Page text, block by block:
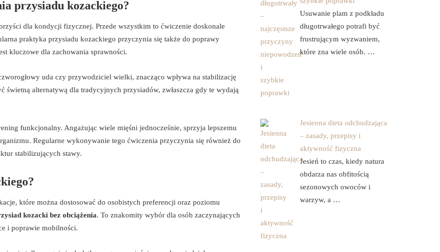
przysiadu kozackiego?
dla kondycji fizycznej. Przede wszystkim to ćwiczenie doskonale
praktyka przysiadu kozackiego przyczynia się także do poprawy
kluczowe dla zachowania sprawności.
uda czy przywodziciel wielki, znacząco wpływa na stabilizację
alternatywą dla tradycyjnych przysiadów, zwłaszcza gdy te wydają
funkcjonalny. Angażując wiele mięśni jednocześnie, sprzyja lepszemu
Regularne wykonywanie tego ćwiczenia przyczynia się również do
stabilizujących stawy.
które można dostosować do osobistych preferencji oraz poziomu
kozacki bez obciążenia. To znakomity wybór dla osób zaczynających
i poprawie mobilności.
Usuwanie plam z podkładu
długotrwałego potrafi być
frustrującym wyzwaniem,
które zna wiele osób. …
Jesienna dieta odchudzająca
– zasady, przepisy i
aktywność fizyczna
Jesień to czas, kiedy natura
obdarza nas obfitością
sezonowych owoców i
warzyw, a …